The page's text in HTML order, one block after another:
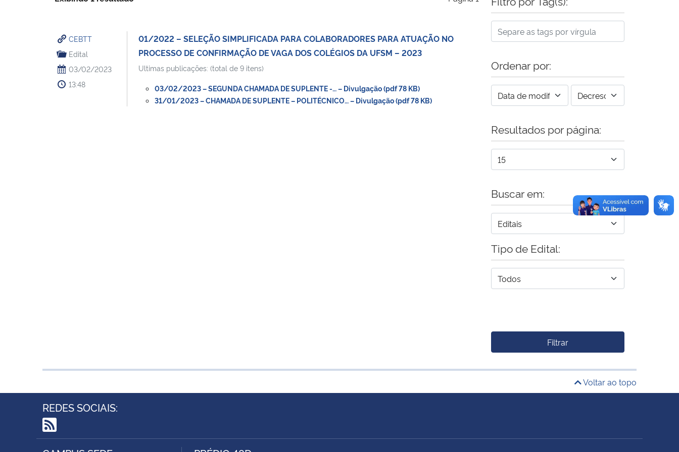
CEBTT
Edital
03/02/2023
13:48
01/2022 – SELEÇÃO SIMPLIFICADA PARA COLABORADORES PARA ATUAÇÃO NO
PROCESSO DE CONFIRMAÇÃO DE VAGA DOS COLÉGIOS DA UFSM – 2023
Ultimas publicações: (total de 9 itens)
03/02/2023 – SEGUNDA CHAMADA DE SUPLENTE -… – Divulgação (pdf 78 KB)
31/01/2023 – CHAMADA DE SUPLENTE – POLITÉCNICO… – Divulgação (pdf 78 KB)
Ordenar por:
Resultados por página:
Buscar em:
Tipo de Edital:
Filtrar
Voltar ao topo
REDES SOCIAIS:
RSS